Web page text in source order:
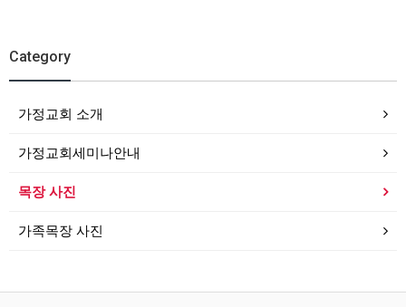
Category
가정교회 소개
가정교회세미나안내
목장 사진
가족목장 사진